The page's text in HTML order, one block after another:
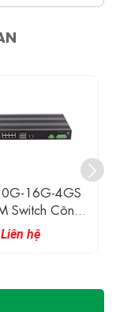
16G-4GS
Switch Công
Có Quản Lý 16
Ethernet
Liên hệ